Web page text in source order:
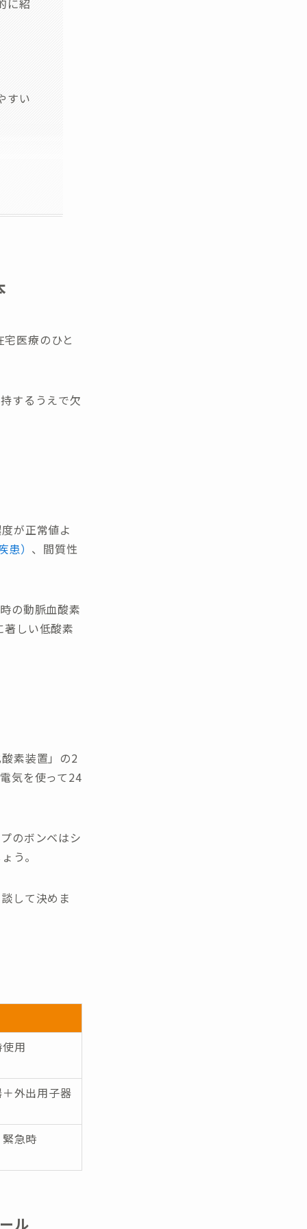
に紹
すい
医療のひと
するうえで欠
が正常値よ
） 、間質性
の動脈血酸素
しい低酸素
素装置」の2
気を使って24
のボンベはシ
う。
して決めま
用
外出用子器
急時
ル